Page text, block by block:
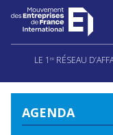
Aller
LE 1 ER RÉSEAU
AGENDA